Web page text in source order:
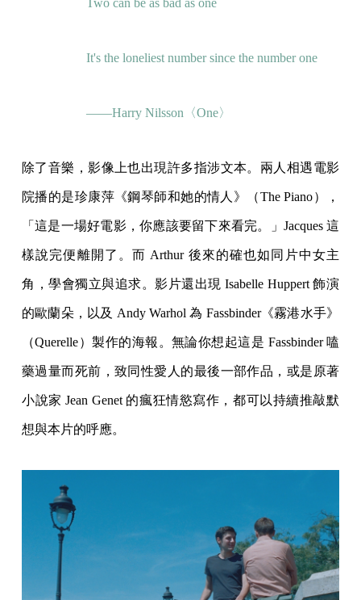
It's the loneliest number since the number one
——Harry Nilsson〈One〉
除了音樂，影像上也出現許多指涉文本。兩人相遇電影
院播的是珍康萍《鋼琴師和她的情人》（The Piano），
「這是一場好電影，你應該要留下來看完。」Jacques 這
樣說完便離開了。而 Arthur 後來的確也如同片中女主
角，學會獨立與追求。影片還出現 Isabelle Huppert 飾演
的歐蘭朵，以及 Andy Warhol 為 Fassbinder《霧港水手》
（Querelle）製作的海報。無論你想起這是 Fassbinder 嗑
藥過量而死前，致同性愛人的最後一部作品，或是原著
小說家 Jean Genet 的瘋狂情慾寫作，都可以持續推敲默
想與本片的呼應。